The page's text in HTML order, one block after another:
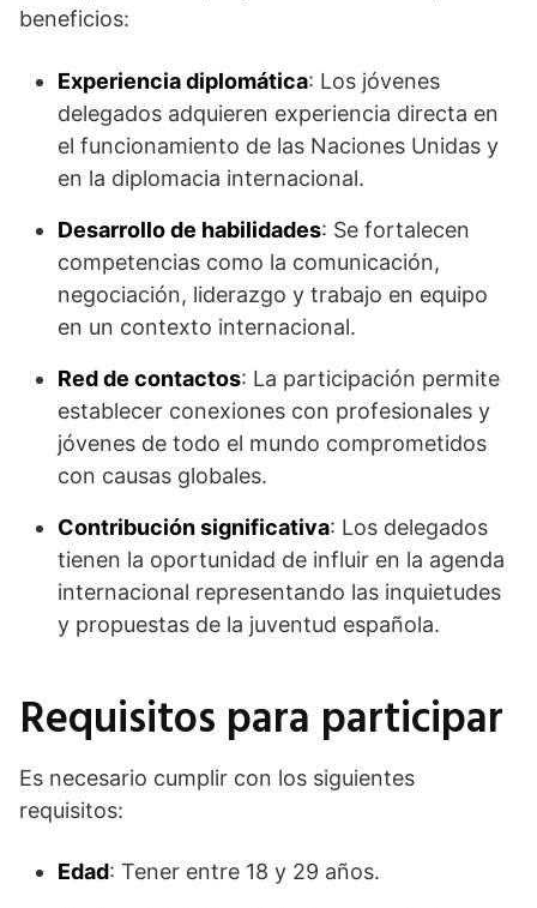
beneficios:
Experiencia diplomática: Los jóvenes
delegados adquieren experiencia directa en
el funcionamiento de las Naciones Unidas y
en la diplomacia internacional.​
Desarrollo de habilidades: Se fortalecen
competencias como la comunicación,
negociación, liderazgo y trabajo en equipo
en un contexto internacional.​
Red de contactos: La participación permite
establecer conexiones con profesionales y
jóvenes de todo el mundo comprometidos
con causas globales.​
Contribución significativa: Los delegados
tienen la oportunidad de influir en la agenda
internacional representando las inquietudes
y propuestas de la juventud española.​
Requisitos para participar
Es necesario cumplir con los siguientes
requisitos:​
Edad: Tener entre 18 y 29 años.​